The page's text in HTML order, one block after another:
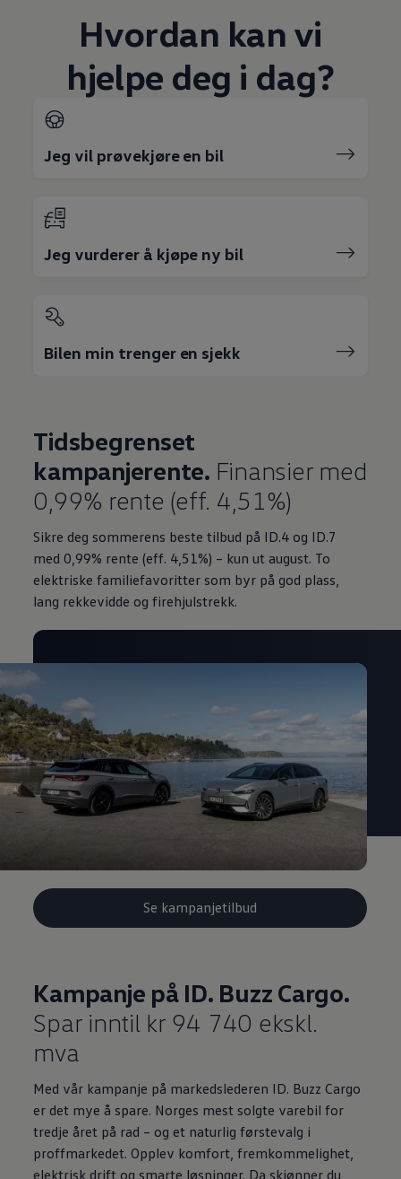
Hvordan kan vi
hjelpe deg i dag?
Jeg vil prøvekjøre en bil
Jeg vurderer å kjøpe ny bil
Bilen min trenger en sjekk
Tidsbegrenset
kampanjerente. Finansier med
0,99% rente (eff. 4,51%)
Sikre deg sommerens beste tilbud på ID.4 og ID.7
med 0,99% rente (eff. 4,51%) – kun ut august. To
elektriske familiefavoritter som byr på god plass,
lang rekkevidde og firehjulstrekk.
Se kampanjetilbud
Kampanje på ID. Buzz Cargo.
Spar inntil kr 94 740 ekskl.
mva
Med vår kampanje på markedslederen ID. Buzz Cargo
er det mye å spare. Norges mest solgte varebil for
tredje året på rad – og et naturlig førstevalg i
proffmarkedet. Opplev komfort, fremkommelighet,
elektrisk drift og smarte løsninger. Da skjønner du